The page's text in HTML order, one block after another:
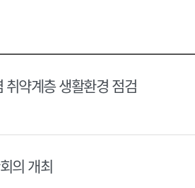
약계층 생활환경 점검
의 개최